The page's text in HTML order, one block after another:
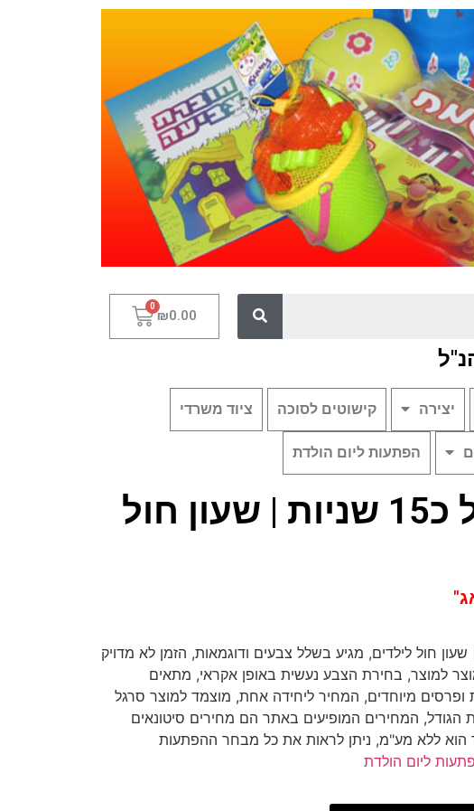
₪0.00
יצירה קישוטים לסוכה ציוד משרדי
הפתעות ליום הולדת
שעון חול כ15 שניות | שעון חול
כ15 שניות | שעון חול לילדים, מגיע בשלל צבעים ודוגמאות, הזמן לא מדויק
למוצר, בחירת הצבע נעשית באופן אקראי, מתאים
ופרסים מיוחדים, המחיר ליחידה אחת, מוצמד למוצר סרגל
הגודל, המחירים המופיעים באתר הם מחירים סיטונאים
הוא ללא מע"מ, ניתן לראות את כל מבחר ההפתעות
ליום הולדת